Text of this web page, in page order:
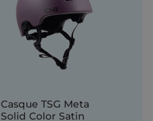
Casque TSG Meta
Solid Color Satin